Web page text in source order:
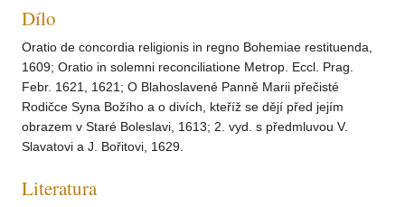
Dílo
Oratio de concordia religionis in regno Bohemiae restituenda,
1609; Oratio in solemni reconciliatione Metrop. Eccl. Prag.
Febr. 1621, 1621; O Blahoslavené Panně Marii přečisté
Rodičce Syna Božího a o divích, kteříž se dějí před jejím
obrazem v Staré Boleslavi, 1613; 2. vyd. s předmluvou V.
Slavatovi a J. Bořitovi, 1629.
Literatura